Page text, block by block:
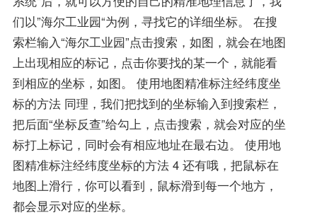
们以”海尔工业园“为例，寻找它的详细坐标。 在搜
索栏输入“海尔工业园”点击搜索，如图，就会在地图
上出现相应的标记，点击你要找的某一个，就能看
到相应的坐标，如图。 使用地图精准标注经纬度坐
标的方法 同理，我们把找到的坐标输入到搜索栏，
把后面“坐标反查”给勾上，点击搜索，就会对应的坐
标打上标记，同时会有相应地址在最右边。 使用地
图精准标注经纬度坐标的方法 4 还有哦，把鼠标在
地图上滑行，你可以看到，鼠标滑到每一个地方，
都会显示对应的坐标。